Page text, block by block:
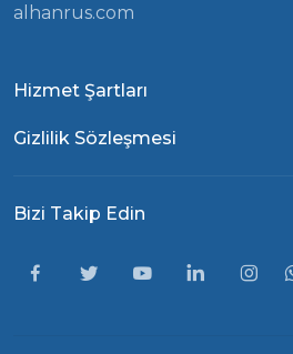
alhanrus.com
Hizmet Şartları
Gizlilik Sözleşmesi
Bizi Takip Edin